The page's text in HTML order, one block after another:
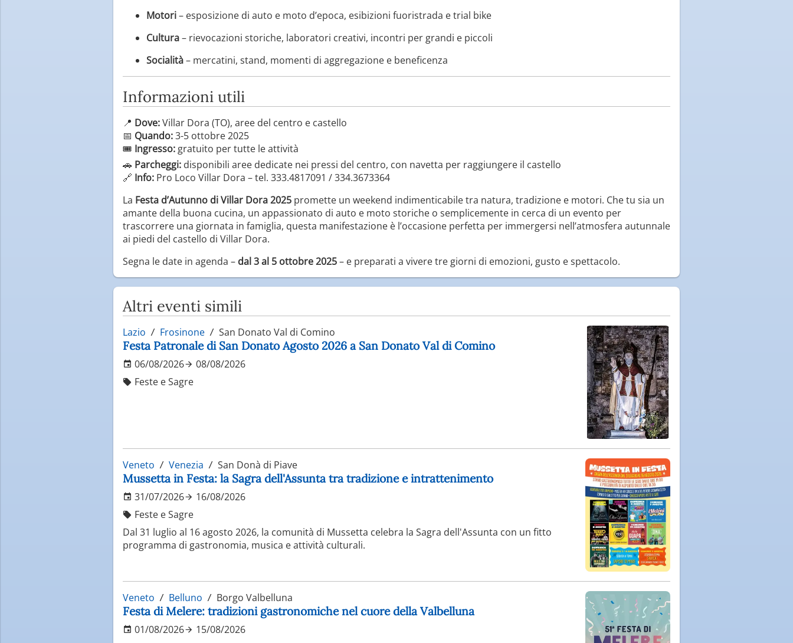
Motori– esposizione di auto e moto d’epoca, esibizioni fuoristrada e trial bike
Cultura– rievocazioni storiche, laboratori creativi, incontri per grandi e piccoli
Socialità– mercatini, stand, momenti di aggregazione e beneficenza
Informazioni utili
📍 Dove:Villar Dora (TO), aree del centro e castello
📅 Quando:3-5 ottobre 2025
🎟 Ingresso: gratuito per tutte le attività
🚗 Parcheggi: disponibili aree dedicate nei pressi del centro, con navetta per raggiungere il castello
🔗 Info: Pro Loco Villar Dora – tel. 333.4817091 / 334.3673364
La Festa d’Autunno di Villar Dora 2025 promette un weekend indimenticabile tra natura, tradizione e motori. Che tu sia un
amante della buona cucina, un appassionato di auto e moto storiche o semplicemente in cerca di un evento per
trascorrere una giornata in famiglia, questa manifestazione è l’occasione perfetta per immergersi nell’atmosfera autunnale
ai piedi del castello di Villar Dora.
Segna le date in agenda – dal 3 al 5 ottobre 2025– e preparati a vivere tre giorni di emozioni, gusto e spettacolo.
Altri eventi simili
Lazio Frosinone San Donato Val di Comino
Festa Patronale di San Donato Agosto 2026 a San Donato Val di Comino
06/08/2026
08/08/2026
Feste e Sagre
Veneto Venezia San Donà di Piave
Mussetta in Festa: la Sagra dell'Assunta tra tradizione e intrattenimento
31/07/2026
16/08/2026
Feste e Sagre
Dal 31 luglio al 16 agosto 2026, la comunità di Mussetta celebra la Sagra dell'Assunta con un fitto
programma di gastronomia, musica e attività culturali.
Veneto Belluno Borgo Valbelluna
Festa di Melere: tradizioni gastronomiche nel cuore della Valbelluna
01/08/2026
15/08/2026